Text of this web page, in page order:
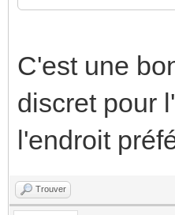
C'est une
discret pour
l'endroit
Trouver